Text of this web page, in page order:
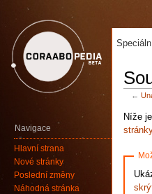
←
Níže
Navigace
Hlavní strana
Nové stránky
Poslední změny
Náhodná stránka